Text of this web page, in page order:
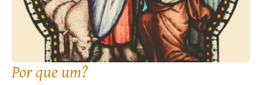
Por que um?